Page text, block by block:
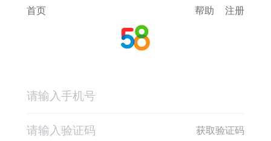
首页 帮助 注册
获取验证码